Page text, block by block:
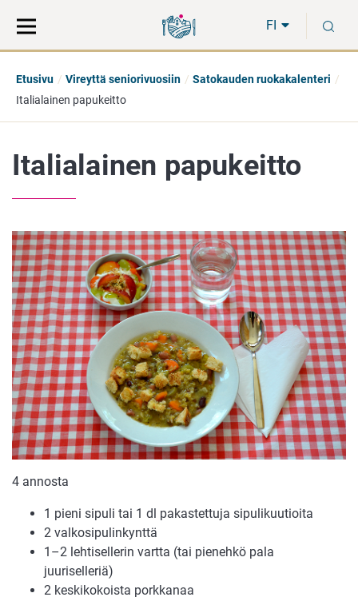
suoraan
sisältöön
koko
sivuston
FI
Etusivu Vireyttä seniorivuosiin
Satokauden ruokakalenteri
Italialainen papukeitto
Italialainen papukeitto
4 annosta
1 pieni sipuli tai 1 dl pakastettuja sipulikuutioita
2 valkosipulinkynttä
1–2 lehtisellerin vartta (tai pienehkö pala
juuriselleriä)
2 keskikokoista porkkanaa